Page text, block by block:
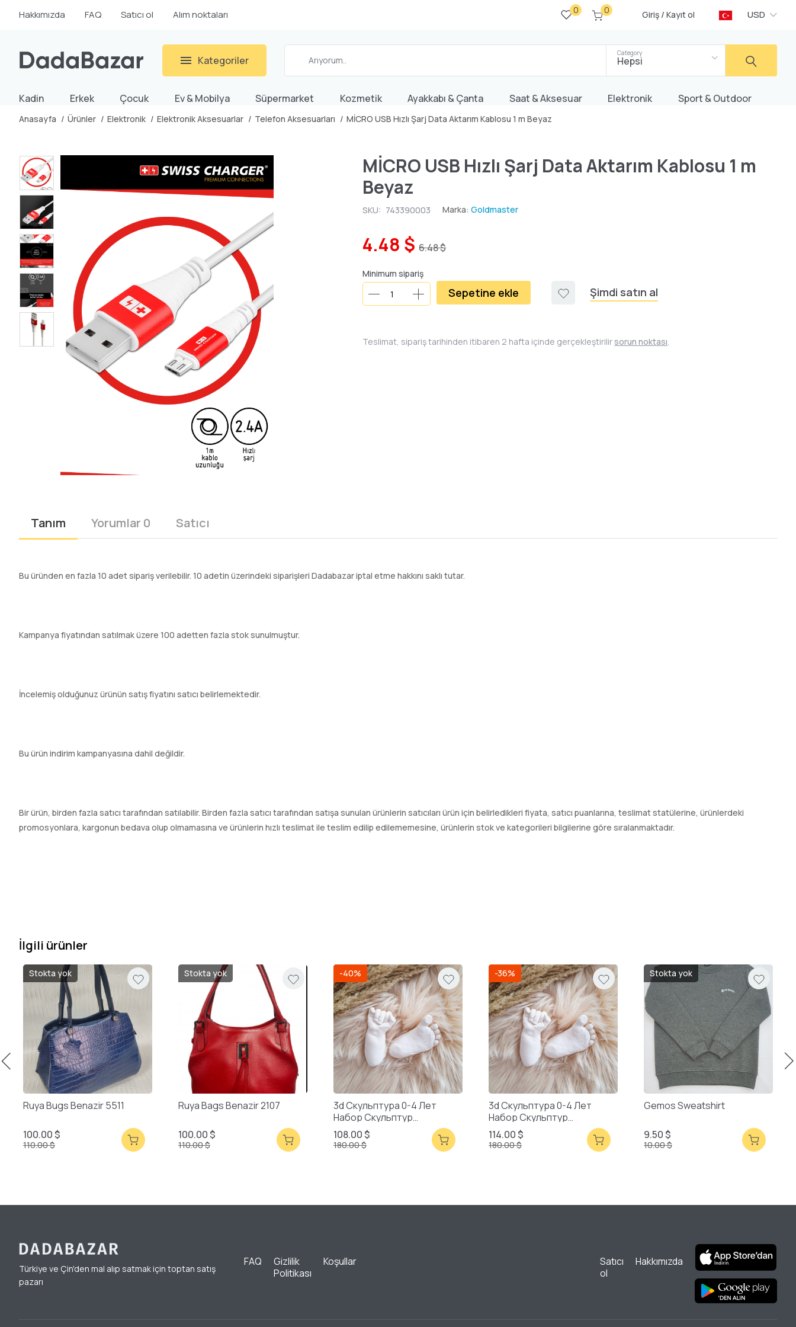
Hakkımızda FAQ Satıcı ol Alım noktaları 0 0 Giriş / Kayıt ol USD
Kategoriler
Category
Hepsi
Kadin Erkek Çocuk Ev & Mobilya Süpermarket Kozmetik Ayakkabı & Çanta Saat & Aksesuar Elektronik Sport & Outdoor
Anasayfa Ürünler Elektronik Elektronik Aksesuarlar Telefon Aksesuarları MİCRO USB Hızlı Şarj Data Aktarım Kablosu 1 m Beyaz
MİCRO USB Hızlı Şarj Data Aktarım Kablosu 1 m
Beyaz
SKU: 743390003 Marka:Goldmaster
4.48 $ 6.48 $
Minimum sipariş
Sepetine ekle Şimdi satın al
Teslimat, sipariş tarihinden itibaren 2 hafta içinde gerçekleştirilir sorun noktası.
Tanım Yorumlar 0 Satıcı
Bu üründen en fazla 10 adet sipariş verilebilir. 10 adetin üzerindeki siparişleri Dadabazar iptal etme hakkını saklı tutar.
Kampanya fiyatından satılmak üzere 100 adetten fazla stok sunulmuştur.
İncelemiş olduğunuz ürünün satış fiyatını satıcı belirlemektedir.
Bu ürün indirim kampanyasına dahil değildir.
Bir ürün, birden fazla satıcı tarafından satılabilir. Birden fazla satıcı tarafından satışa sunulan ürünlerin satıcıları ürün için belirledikleri fiyata, satıcı puanlarına, teslimat statülerine, ürünlerdeki
promosyonlara, kargonun bedava olup olmamasına ve ürünlerin hızlı teslimat ile teslim edilip edilememesine, ürünlerin stok ve kategorileri bilgilerine göre sıralanmaktadır.
İlgili ürünler
Stokta yok
Ruya Bugs Benazir 5511
100.00 $
110.00 $
Stokta yok
Ruya Bags Benazir 2107
100.00 $
110.00 $
-40%
3d Скульптура 0-4 Лет
Набор Скульптур
Смешанная Упаковка
108.00 $
180.00 $
-36%
3d Скульптура 0-4 Лет
Набор Скульптур
Смешанная Упаковка
114.00 $
180.00 $
Stokta yok
Gemos Sweatshirt
9.50 $
10.00 $
Türkiye ve Çin'den mal alıp satmak için toptan satış
pazarı
FAQ
Gizlilik
Politikası
Koşullar
Satıcı
ol
Hakkımızda